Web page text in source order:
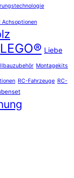
Achsoptionen
LEGO® Liebe
Montagekits
RC-Fahrzeuge RC-